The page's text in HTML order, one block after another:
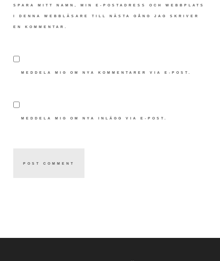
SPARA MITT NAMN, MIN E-POSTADRESS OCH WEBBPLATS
I DENNA WEBBLÄSARE TILL NÄSTA GÅNG JAG SKRIVER
EN KOMMENTAR.
MEDDELA MIG OM NYA KOMMENTARER VIA E-POST.
MEDDELA MIG OM NYA INLÄGG VIA E-POST.